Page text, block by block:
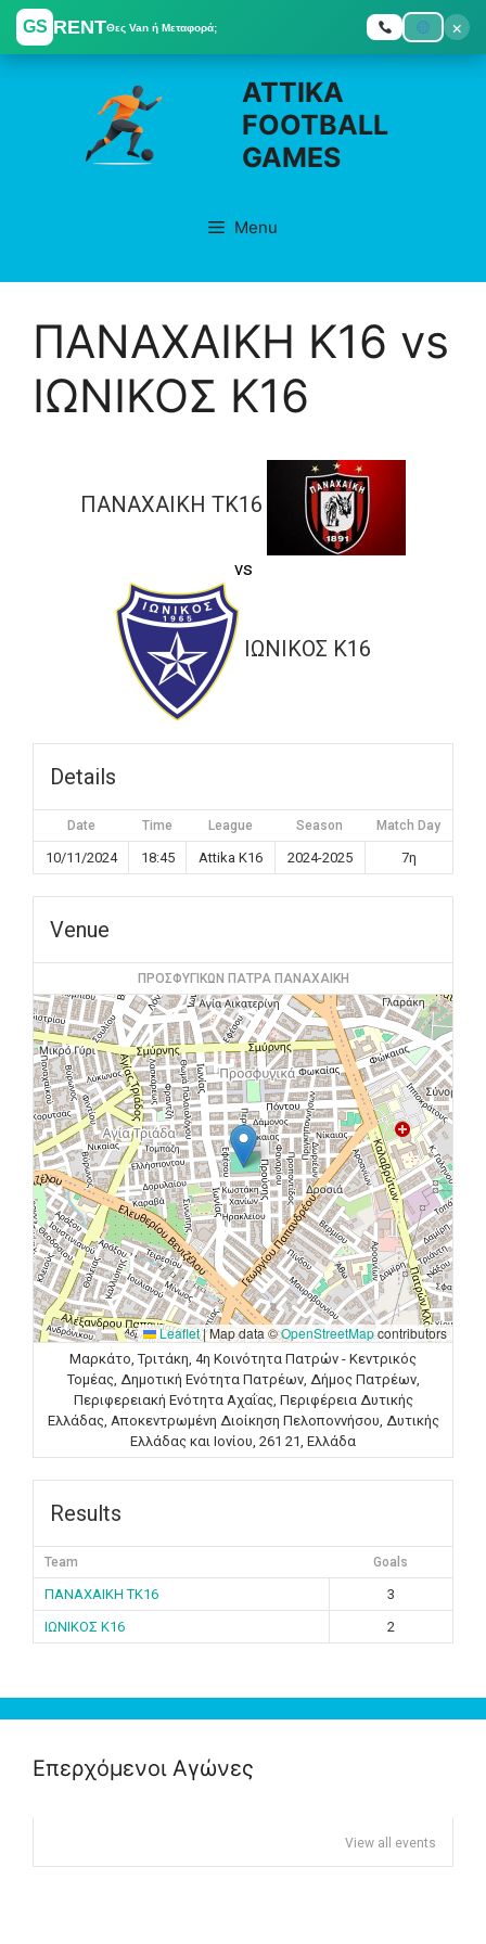
GS RENTΘες Van ή Μεταφορά;
×
Skip
ATTIKA
FOOTBALL
GAMES
Menu
ΠΑΝΑΧΑΙΚΗ K16 vs
ΙΩΝΙΚΟΣ K16
ΠΑΝΑΧΑΙΚΗ ΤK16
vs
ΙΩΝΙΚΟΣ K16
Details
Date Time League Season Match Day
10/11/2024 18:45 Attika K16 2024-2025 7η
Venue
ΠΡΟΣΦΥΓΙΚΩΝ ΠΑΤΡΑ ΠΑΝΑΧΑΙΚΗ
Leaflet|Map data ©OpenStreetMapcontributors
Μαρκάτο, Τριτάκη, 4η Κοινότητα Πατρών - Κεντρικός
Τομέας, Δημοτική Ενότητα Πατρέων, Δήμος Πατρέων,
Περιφερειακή Ενότητα Αχαΐας, Περιφέρεια Δυτικής
Ελλάδας, Αποκεντρωμένη Διοίκηση Πελοποννήσου, Δυτικής
Ελλάδας και Ιονίου, 261 21, Ελλάδα
Results
Team Goals
ΠΑΝΑΧΑΙΚΗ ΤK16
3
ΙΩΝΙΚΟΣ K16
2
Επερχόμενοι Αγώνες
View all events